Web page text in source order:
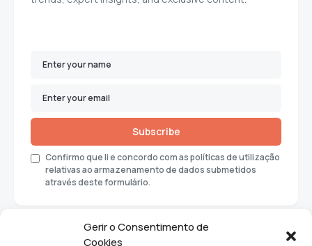
Gerir o Consentimento de
Cookies
Subscribe
Confirmo que li e concordo com as políticas de utilização
relativas ao armazenamento de dados submetidos
através deste formulário.